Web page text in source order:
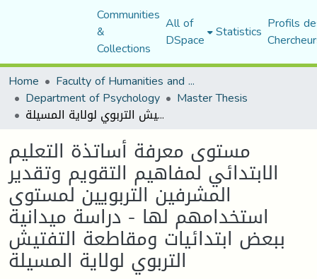
Communities
&
Collections
All of
DSpace Statistics Profils
Home
Faculty of Humanities and Social Sciences
Department of Psychology Master Thesis
مستوى معرفة أساتذة التعليم الابتدائي لمفاهيم التقويم وتقدير المشرفين التربويين لمستوى استخدامهم لها - دراسة ميدانية ببعض ابتدائيات ومقاطعة التفتيش التربوي لولاية المسيلة
مستوى معرفة أساتذة التعليم
الابتدائي لمفاهيم التقويم وتقدير
المشرفين التربويين لمستوى
استخدامهم لها - دراسة ميدانية
ببعض ابتدائيات ومقاطعة التفتيش
التربوي لولاية المسيلة